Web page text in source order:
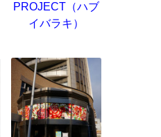
PROJECT（ハブ
イバラキ）